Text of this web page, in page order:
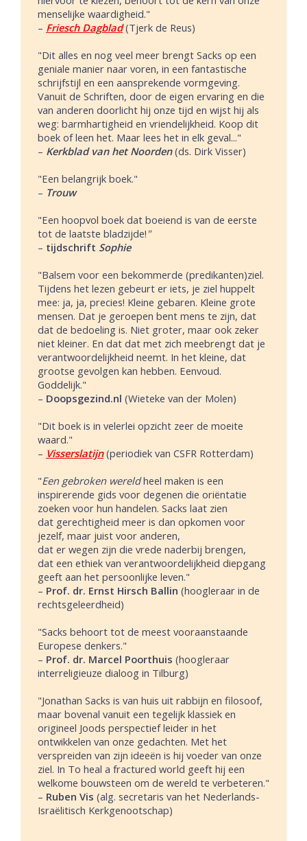
menselijke waardigheid."
– Friesch Dagblad (Tjerk de Reus)
"Dit alles en nog veel meer brengt Sacks op een
geniale manier naar voren, in een fantastische
schrijfstijl en een aansprekende vormgeving.
Vanuit de Schriften, door de eigen ervaring en die
van anderen doorlicht hij onze tijd en wijst hij als
weg: barmhartigheid en vriendelijkheid. Koop dit
boek of leen het. Maar lees het in elk geval..."
– Kerkblad van het Noorden (ds. Dirk Visser)
"Een belangrijk boek."
– Trouw
"Een hoopvol boek dat boeiend is van de eerste
tot de laatste bladzijde! "
– tijdschrift Sophie
"Balsem voor een bekommerde (predikanten)ziel.
Tijdens het lezen gebeurt er iets, je ziel huppelt
mee: ja, ja, precies! Kleine gebaren. Kleine grote
mensen. Dat je geroepen bent mens te zijn, dat
dat de bedoeling is. Niet groter, maar ook zeker
niet kleiner. En dat dat met zich meebrengt dat je
verantwoordelijkheid neemt. In het kleine, dat
grootse gevolgen kan hebben. Eenvoud.
Goddelijk."
– Doopsgezind.nl (Wieteke van der Molen)
"Dit boek is in velerlei opzicht zeer de moeite
waard."
– Visserslatijn(periodiek van CSFR Rotterdam)
"Een gebroken wereldheel maken is een
inspirerende gids voor degenen die oriëntatie
zoeken voor hun handelen. Sacks laat zien
dat gerechtigheid meer is dan opkomen voor
jezelf, maar juist voor anderen,
dat er wegen zijn die vrede naderbij brengen,
dat een ethiek van verantwoordelijkheid diepgang
geeft aan het persoonlijke leven."
– Prof. dr. Ernst Hirsch Ballin (hoogleraar in de
rechtsgeleerdheid)
"Sacks behoort tot de meest vooraanstaande
Europese denkers."
– Prof. dr. Marcel Poorthuis (hoogleraar
interreligieuze dialoog in Tilburg)
"Jonathan Sacks is van huis uit rabbijn en filosoof,
maar bovenal vanuit een tegelijk klassiek en
origineel Joods perspectief leider in het
ontwikkelen van onze gedachten. Met het
verspreiden van zijn ideeën is hij voeder van onze
ziel. In To heal a fractured world geeft hij een
welkome bouwsteen om de wereld te verbeteren."
– Ruben Vis (alg. secretaris van het Nederlands-
Israëlitisch Kerkgenootschap)